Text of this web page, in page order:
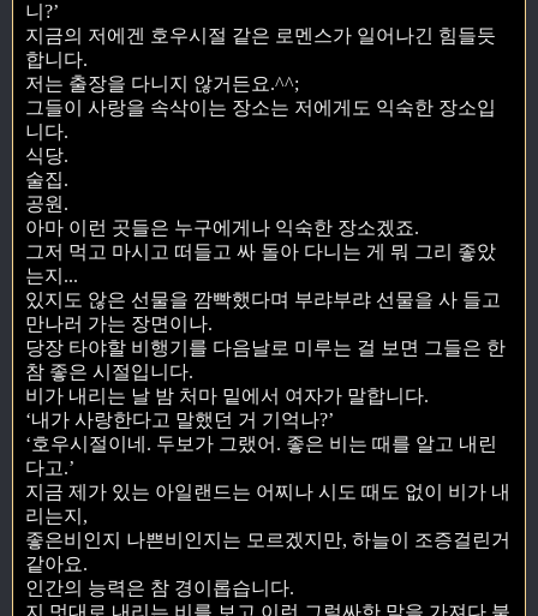
니?’
지금의 저에겐 호우시절 같은 로멘스가 일어나긴 힘들듯
합니다.
저는 출장을 다니지 않거든요.^^;
그들이 사랑을 속삭이는 장소는 저에게도 익숙한 장소입
니다.
식당.
술집.
공원.
아마 이런 곳들은 누구에게나 익숙한 장소겠죠.
그저 먹고 마시고 떠들고 싸 돌아 다니는 게 뭐 그리 좋았
는지...
있지도 않은 선물을 깜빡했다며 부랴부랴 선물을 사 들고
만나러 가는 장면이나.
당장 타야할 비행기를 다음날로 미루는 걸 보면 그들은 한
참 좋은 시절입니다.
비가 내리는 날 밤 처마 밑에서 여자가 말합니다.
‘내가 사랑한다고 말했던 거 기억나?’
‘호우시절이네. 두보가 그랬어. 좋은 비는 때를 알고 내린
다고.’
지금 제가 있는 아일랜드는 어찌나 시도 때도 없이 비가 내
리는지,
좋은비인지 나쁜비인지는 모르겠지만, 하늘이 조증걸린거
같아요.
인간의 능력은 참 경이롭습니다.